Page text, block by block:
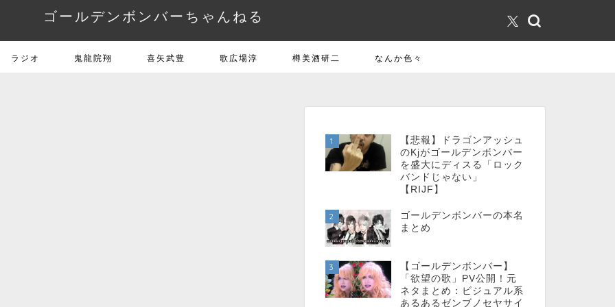
ゴールデンボンバーちゃんねる
ラジオ 鬼龍院翔 喜矢武豊 歌広場淳 樽美酒研二 なんか色々
1
【悲報】ドラゴンアッシュ
のKjがゴールデンボンバー
を盛大にディスる「ロック
バンドじゃない」
【RIJF】
2
ゴールデンボンバーの本名
まとめ
3
【ゴールデンボンバー】
「欲望の歌」PV公開！元
ネタまとめ：ビジュアル系
あるあるゼンブノセヤサイ